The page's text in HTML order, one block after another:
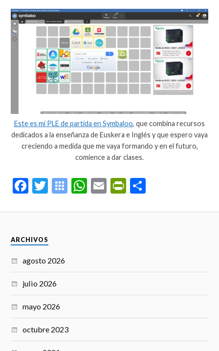
Este es mi PLE de partida en Symbaloo, que combina recursos
dedicados a la enseñanza de Euskera e Inglés y que espero vaya
creciendo a medida que me vaya formando y en el futuro,
comience a dar clases.
Fa
bo
ok
T
tte
S
m
B
oo
m
ar
W
ts
E
ail
Pr
tF
y
m
ARCHIVOS
agosto 2026
julio 2026
mayo 2026
octubre 2023